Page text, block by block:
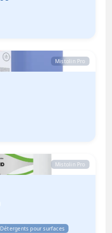
Mistolin Pro
Mistolin Pro
Détergents pour surfaces